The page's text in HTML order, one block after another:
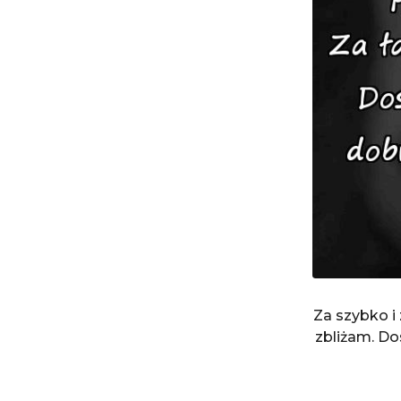
Za szybko i
zbliżam.